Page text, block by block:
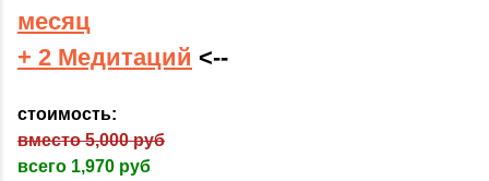
месяц
+ 2 Медитаций <--
стоимость:
вместо 5,000 руб
всего 1,970 руб